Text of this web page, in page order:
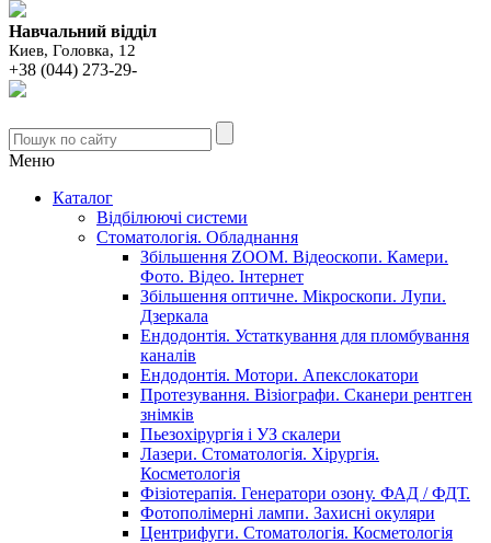
Навчальний відділ
Киев, Головка, 12
+38 (044) 273-29-
Меню
Каталог
Відбілюючі системи
Стоматологія. Обладнання
Збільшення ZOOM. Відеоскопи. Камери.
Фото. Відео. Інтернет
Збільшення оптичне. Мікроскопи. Лупи.
Дзеркала
Ендодонтія. Устаткування для пломбування
каналів
Ендодонтія. Мотори. Апекслокатори
Протезування. Візіографи. Сканери рентген
знімків
Пьезохірургія і УЗ cкалери
Лазери. Стоматологія. Хірургія.
Косметологія
Фізіотерапія. Генератори озону. ФАД / ФДТ.
Фотополімерні лампи. Захисні окуляри
Центрифуги. Стоматологія. Косметологія